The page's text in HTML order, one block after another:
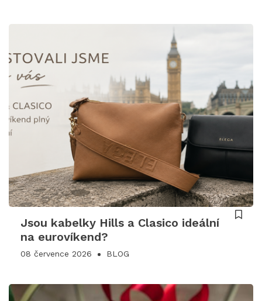
Jsou kabelky Hills a Clasico ideální
na eurovíkend?
08 července 2026 BLOG